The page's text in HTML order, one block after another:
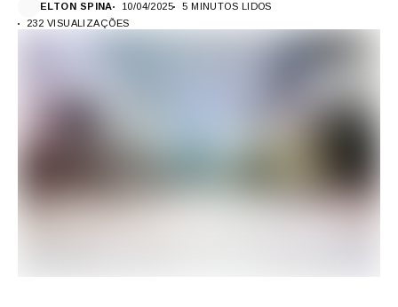
ELTON SPINA 10/04/2025
5 MINUTOS LIDOS
232 VISUALIZAÇÕES